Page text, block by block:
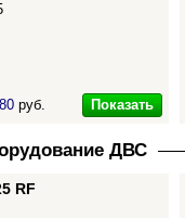
руб. Показать
ДВС
RF